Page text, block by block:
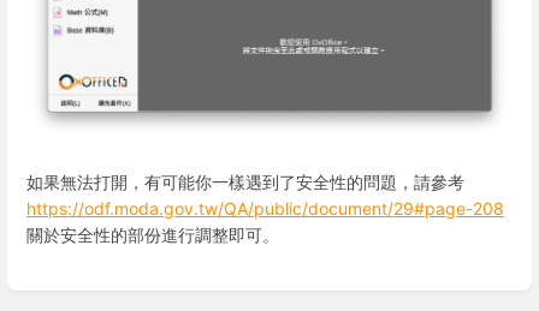
如果無法打開，有可能你一樣遇到了安全性的問題，請參考
https://odf.moda.gov.tw/QA/public/document/29#page-208
關於安全性的部份進行調整即可。